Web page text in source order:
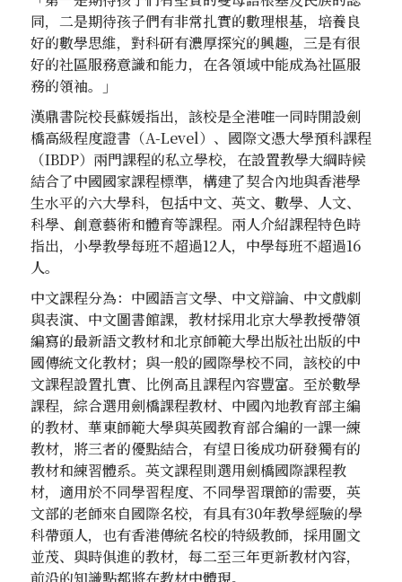
同，二是期待孩子們有非常扎實的數理根基，培養良
好的數學思維，對科研有濃厚探究的興趣，三是有很
好的社區服務意識和能力，在各領域中能成為社區服
務的領袖。」
漢鼎書院校長蘇媛指出，該校是全港唯一同時開設劍
橋高級程度證書（A-Level）、國際文憑大學預科課程
（IBDP）兩門課程的私立學校，在設置教學大綱時候
結合了中國國家課程標準，構建了契合內地與香港學
生水平的六大學科，包括中文、英文、數學、人文、
科學、創意藝術和體育等課程。兩人介紹課程特色時
指出，小學教學每班不超過12人，中學每班不超過16
人。
中文課程分為：中國語言文學、中文辯論、中文戲劇
與表演、中文圖書館課，教材採用北京大學教授帶領
編寫的最新語文教材和北京師範大學出版社出版的中
國傳統文化教材；與一般的國際學校不同，該校的中
文課程設置扎實、比例高且課程內容豐富。至於數學
課程，綜合選用劍橋課程教材、中國內地教育部主編
的教材、華東師範大學與英國教育部合編的一課一練
教材，將三者的優點結合，有望日後成功研發獨有的
教材和練習體系。英文課程則選用劍橋國際課程教
材，適用於不同學習程度、不同學習環節的需要，英
文部的老師來自國際名校，有具有30年教學經驗的學
科帶頭人，也有香港傳統名校的特級教師，採用圖文
並茂、與時俱進的教材，每二至三年更新教材內容，